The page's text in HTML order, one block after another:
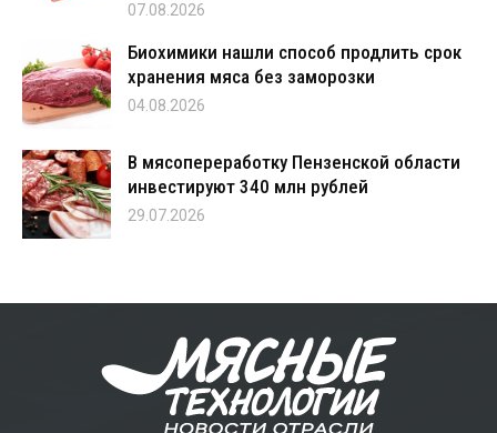
07.08.2026
Биохимики нашли способ продлить срок
хранения мяса без заморозки
04.08.2026
В мясопереработку Пензенской области
инвестируют 340 млн рублей
29.07.2026